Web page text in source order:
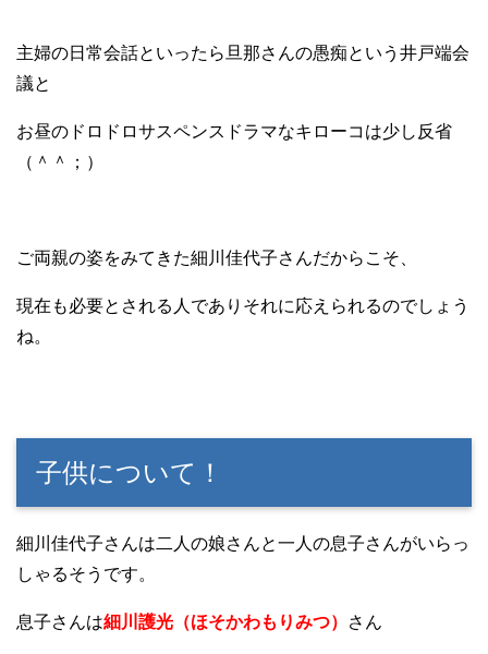
主婦の日常会話といったら旦那さんの愚痴という井戸端会
議と
お昼のドロドロサスペンスドラマなキローコは少し反省
（＾＾；）
ご両親の姿をみてきた細川佳代子さんだからこそ、
現在も必要とされる人でありそれに応えられるのでしょう
ね。
子供について！
細川佳代子さんは二人の娘さんと一人の息子さんがいらっ
しゃるそうです。
息子さんは細川護光（ほそかわもりみつ） さん